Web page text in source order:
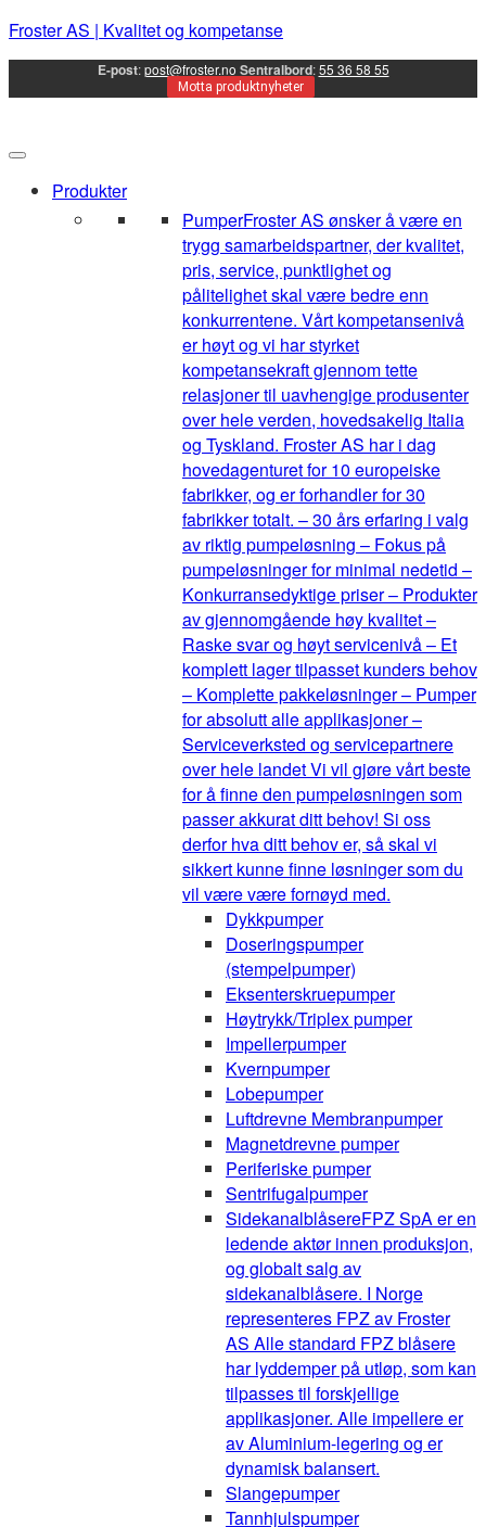
Froster AS | Kvalitet og kompetanse
E-post:post@froster.no Sentralbord:55 36 58 55
Motta produktnyheter
Produkter
PumperFroster AS ønsker å være en
trygg samarbeidspartner, der kvalitet,
pris, service, punktlighet og
pålitelighet skal være bedre enn
konkurrentene. Vårt kompetansenivå
er høyt og vi har styrket
kompetansekraft gjennom tette
relasjoner til uavhengige produsenter
over hele verden, hovedsakelig Italia
og Tyskland. Froster AS har i dag
hovedagenturet for 10 europeiske
fabrikker, og er forhandler for 30
fabrikker totalt. – 30 års erfaring i valg
av riktig pumpeløsning – Fokus på
pumpeløsninger for minimal nedetid –
Konkurransedyktige priser – Produkter
av gjennomgående høy kvalitet –
Raske svar og høyt servicenivå – Et
komplett lager tilpasset kunders behov
– Komplette pakkeløsninger – Pumper
for absolutt alle applikasjoner –
Serviceverksted og servicepartnere
over hele landet Vi vil gjøre vårt beste
for å finne den pumpeløsningen som
passer akkurat ditt behov! Si oss
derfor hva ditt behov er, så skal vi
sikkert kunne finne løsninger som du
vil være være fornøyd med.
Dykkpumper
Doseringspumper
(stempelpumper)
Eksenterskruepumper
Høytrykk/Triplex pumper
Impellerpumper
Kvernpumper
Lobepumper
Luftdrevne Membranpumper
Magnetdrevne pumper
Periferiske pumper
Sentrifugalpumper
SidekanalblåsereFPZ SpA er en
ledende aktør innen produksjon,
og globalt salg av
sidekanalblåsere. I Norge
representeres FPZ av Froster
AS Alle standard FPZ blåsere
har lyddemper på utløp, som kan
tilpasses til forskjellige
applikasjoner. Alle impellere er
av Aluminium-legering og er
dynamisk balansert.
Slangepumper
Tannhjulspumper